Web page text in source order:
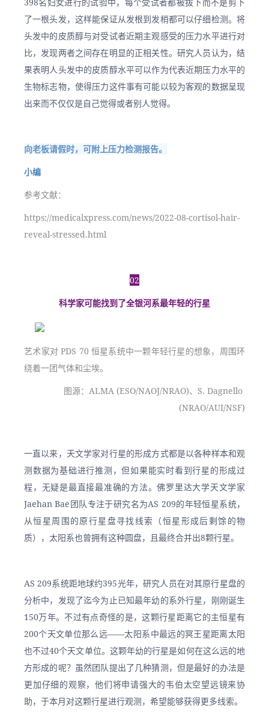
了一根头发，这样能保证从发根到发梢都可以仔细检测。将
头发中的皮质醇与对受试者近期主观感受的压力水平进行对
比，发现两者之间存在明显的正相关性。研究人员认为，结
果表明人头发中的皮质醇水平可以作为代表近期压力水平的
生物标志物，使得压力这件事有可能以较为客观的数据呈现
出来而不仅仅是自己觉得或者别人觉得。
向老板请假时，可附上压力检测报告。
小编
参考文献：
https://medicalxpress.com/news/2022-08-cortisol-hair-
reveal-stressed.html
02
科学家可能找到了全银河系最年轻的行星
艺术家对 PDS 70 恒星系统中一颗年轻行星的想象，周围环
绕着一团气体和尘埃。
图源：ALMA (ESO/NAOJ/NRAO)、S. Dagnello
(NRAO/AUI/NSF)
一直以来，天文学家对行星的形成方式都是以各种样本和观
测数据为基础进行推测，但如果能实时看到行星的形成过
程，无疑是最直接最准确的方法。佛罗里达大学天文学家
Jaehan Bae团队专注于研究名为AS 209的年轻恒星系统，
从恒星周围的原行星盘寻找线索（恒星形成后剩馀的物
质），太阳系也曾拥有这种圆盘，且最终合并出8颗行星。
AS 209系统距地球约395光年，研究人员在对其原行星盘的
分析中，发现了迄今为止已知最年幼的系外行星，刚刚诞生
150万年。不过有点奇怪的是，这颗行星距离它的主恒星有
200个天文单位那么远——太阳系中最远的冥王星距离太阳
也不过40个天文单位。这颗年幼的行星是如何在这么远的地
方形成的呢？虽然团队提出了几种猜测，但是最好的办法是
更加仔细的观察，他们将申请强大的韦伯太空望远镜来协
助，于本月对这颗行星进行观测，希望能够获得更多线索。